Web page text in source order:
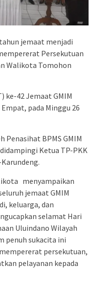
jemaat menjadi
Persekutuan
Walikota Tomohon
ke-42 Jemaat GMIM
pada Minggu 26
Penasihat BPMS GMIM
Ketua TP-PKK
menyampaikan
jemaat GMIM
keluarga, dan
selamat Hari
Uluindano Wilayah
penuh sukacita ini
persekutuan,
pelayanan kepada